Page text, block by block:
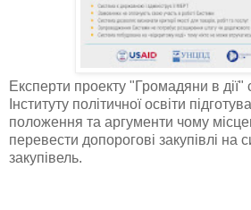
Експерти проекту "Громадяни в дії"
Інституту політичної освіти
положення та аргументи чому
перевести допорогові закупівлі на
закупівель.